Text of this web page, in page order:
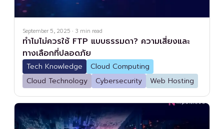
September 5, 2025 · 3 min read
ทำไมไม่ควรใช้ FTP แบบธรรมดา? ความเสี่ยงและ
ทางเลือกที่ปลอดภัย
Tech Knowledge
Cloud Computing
Cloud Technology
Cybersecurity Web Hosting